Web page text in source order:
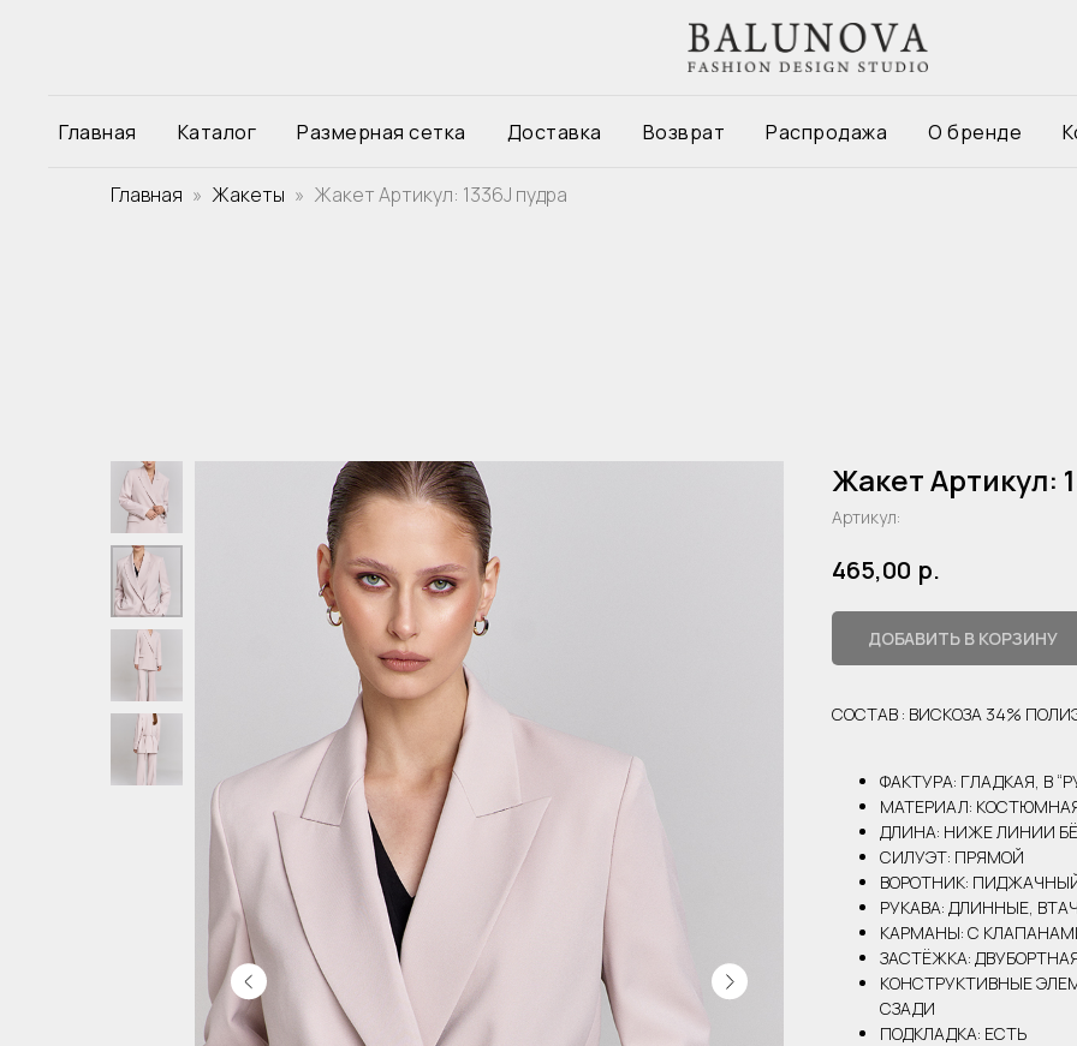
Главная Каталог Размерная сетка Доставка Возврат Распродажа О бренде
Главная Жакеты Жакет Артикул: 1336J пудра
Жакет Артикул:
Артикул:
465,00 р.
ДОБАВИТЬ В КОРЗИНУ
СОСТАВ : ВИСКОЗА 34%
ФАКТУРА: ГЛАДКАЯ, В
МАТЕРИАЛ:
ДЛИНА: НИЖЕ ЛИНИИ
СИЛУЭТ: ПРЯМОЙ
ВОРОТНИК:
РУКАВА: ДЛИННЫЕ,
КАРМАНЫ: С
ЗАСТЁЖКА:
КОНСТРУКТИВНЫЕ
СЗАДИ
ПОДКЛАДКА: ЕСТЬ